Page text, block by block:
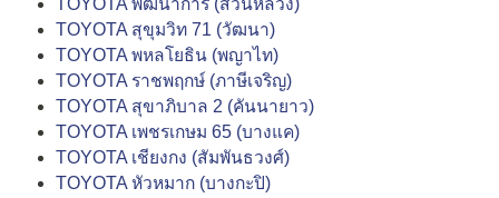
TOYOTA พัฒนาการ (สวนหลวง)
TOYOTA สุขุมวิท 71 (วัฒนา)
TOYOTA พหลโยธิน (พญาไท)
TOYOTA ราชพฤกษ์ (ภาษีเจริญ)
TOYOTA สุขาภิบาล 2 (คันนายาว)
TOYOTA เพชรเกษม 65 (บางแค)
TOYOTA เชียงกง (สัมพันธวงศ์)
TOYOTA หัวหมาก (บางกะปิ)